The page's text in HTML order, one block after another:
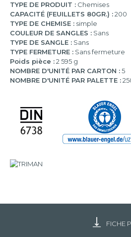
TYPE DE PRODUIT : Chemises
CAPACITÉ (FEUILLETS 80GR.) :200
TYPE DE CHEMISE : simple
COULEUR DE SANGLES : Sans
TYPE DE SANGLE : Sans
TYPE FERMETURE : Sans fermeture
Poids pièce :2 595 g
NOMBRE D'UNITÉ PAR CARTON :5
NOMBRE D'UNITÉ PAR PALETTE :
FICHE